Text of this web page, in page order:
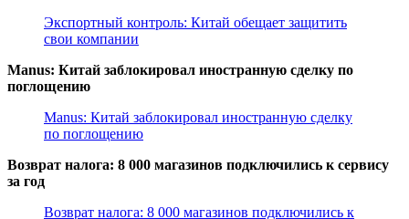
Экспортный контроль: Китай обещает защитить
свои компании
Manus: Китай заблокировал иностранную сделку по
поглощению
Manus: Китай заблокировал иностранную сделку
по поглощению
Возврат налога: 8 000 магазинов подключились к сервису
за год
Возврат налога: 8 000 магазинов подключились к